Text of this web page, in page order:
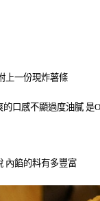
上一份現炸薯條
口感不顯過度油膩 是
內餡的料有多豐富